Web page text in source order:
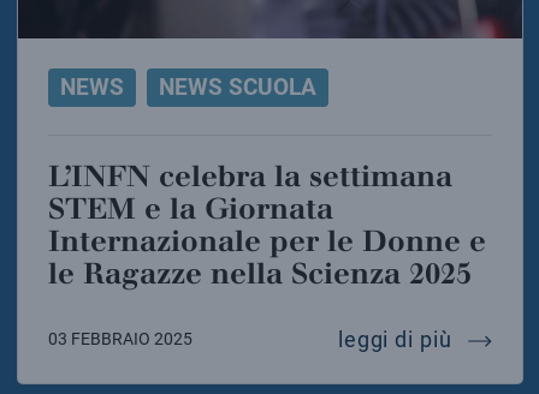
NEWS NEWS SCUOLA
L’INFN celebra la settimana
STEM e la Giornata
Internazionale per le Donne e
le Ragazze nella Scienza 2025
03 FEBBRAIO 2025 leggi di più l’infn